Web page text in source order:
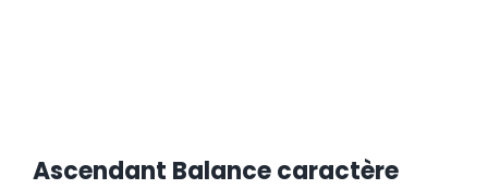
Ascendant Balance caractère